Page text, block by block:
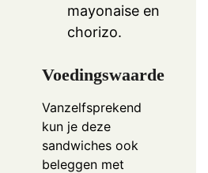
mayonaise en
chorizo.
Voedingswaarde
Vanzelfsprekend
kun je deze
sandwiches ook
beleggen met